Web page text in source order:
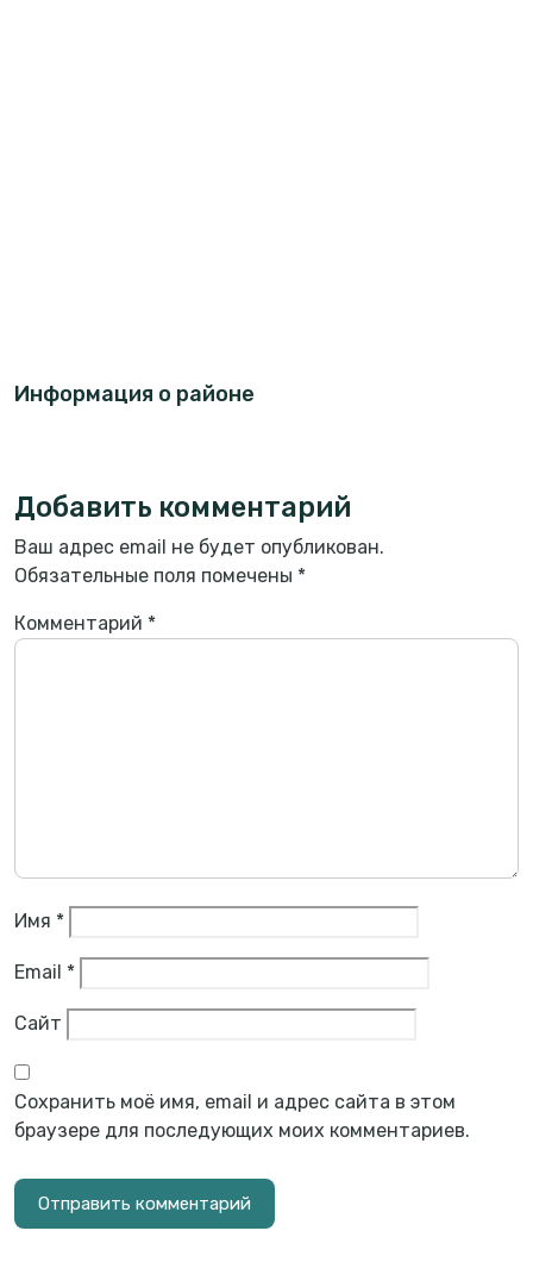
Информация о районе
Добавить комментарий
Ваш адрес email не будет опубликован.
Обязательные поля помечены *
Комментарий *
Имя *
Email *
Сайт
Сохранить моё имя, email и адрес сайта в этом
браузере для последующих моих комментариев.